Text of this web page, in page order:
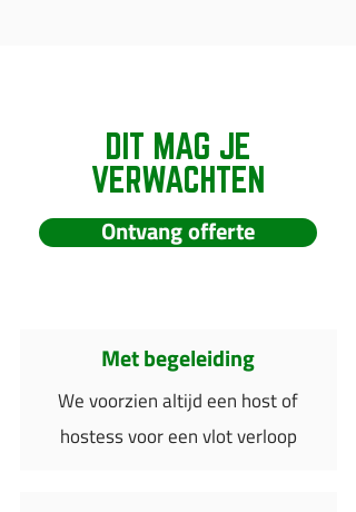
DIT MAG JE
VERWACHTEN
Ontvang offerte
Met begeleiding
We voorzien altijd een host of
hostess voor een vlot verloop